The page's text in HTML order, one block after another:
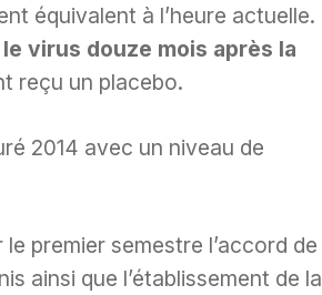
équivalent à l’heure actuelle.
virus douze mois après la
reçu un placebo.
2014 avec un niveau de
premier semestre l’accord de
ainsi que l’établissement de la